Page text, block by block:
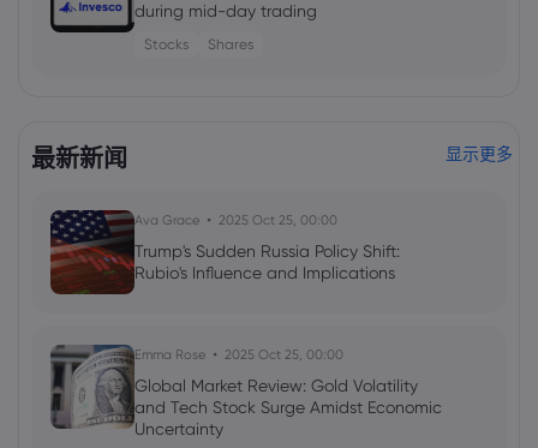
during mid-day trading
Stocks Shares
Neil Wilson 2024 Apr 19, 01:00
Commodities Forex Indices
最新新闻 显示更多
Ava Grace 2025 Oct 25, 00:00
Trump's Sudden Russia Policy Shift:
Rubio's Influence and Implications
Emma Rose 2025 Oct 25, 00:00
Global Market Review: Gold Volatility
and Tech Stock Surge Amidst Economic
Uncertainty